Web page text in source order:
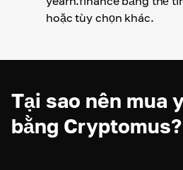
hoặc tùy chọn khác.
Tại sao nên mua
bằng Cryptomus?